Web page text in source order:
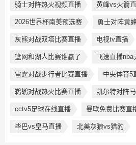
骑士对阵热火视频直播 黄峰vs火箭
2026世界杯南美预选赛 勇士对阵黄
灰熊对战双塔比赛直播 电视tv直播
篮网和湖人比赛谁赢了 飞速直播nba
雷霆对战步行者比赛直播 中央体育5
鹈鹕对战热火比赛直播 凯尔特对阵
cctv5足球在线直播 曼联免费比赛直
毕巴vs皇马直播 北美灰狼vs猎豹